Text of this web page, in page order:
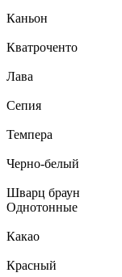
Каньон
Кватроченто
Лава
Сепия
Темпера
Черно-белый
Шварц браун
Однотонные
Какао
Красный